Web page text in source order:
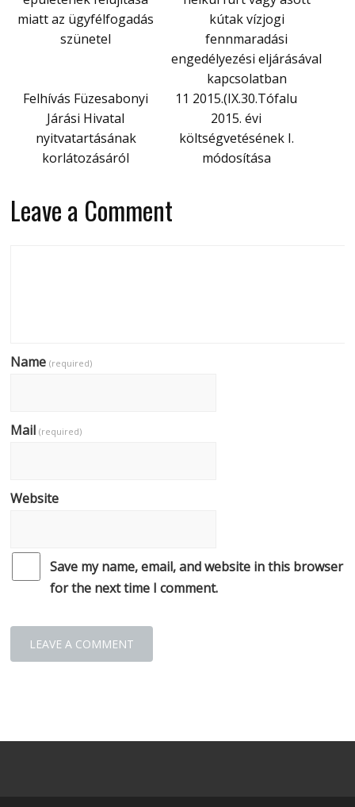
miatt az ügyfélfogadás
szünetel
kútak vízjogi
fennmaradási
engedélyezési eljárásával
kapcsolatban
Felhívás Füzesabonyi
Járási Hivatal
nyitvatartásának
korlátozásáról
11 2015.(IX.30.Tófalu
2015. évi
költségvetésének I.
módosítása
Leave a Comment
Name(required)
Mail(required)
Website
Save my name, email, and website in this browser
for the next time I comment.